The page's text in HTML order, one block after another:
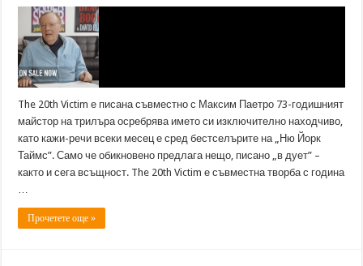
The 20th Victim е писана съвместно с Максим Паетро 73-годишният
майстор на трилъра осребрява името си изключително находчиво,
като кажи-речи всеки месец е сред бестселърите на „Ню Йорк
Таймс”. Само че обикновено предлага нещо, писано „в дует” –
както и сега всъщност. The 20th Victim е съвместна творба с година
…
Прочетете още »